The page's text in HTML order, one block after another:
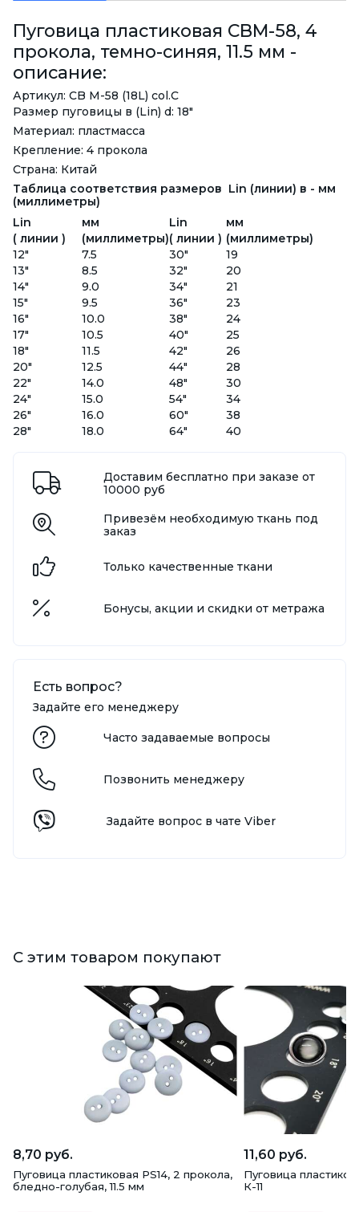
Пуговица пластиковая CBM-58, 4
прокола, темно-синяя, 11.5 мм -
описание:
Артикул: CB M-58 (18L) col.C
Размер пуговицы в (Lin) d: 18"
Материал: пластмасса
Крепление: 4 прокола
Страна: Китай
Таблица соответствия размеров Lin (линии) в - мм
(миллиметры)
Lin
мм Lin
мм
( линии )
(миллиметры)( линии ) (миллиметры)
12"
7.5 30"
19
13"
8.5 32"
20
14"
9.0 34"
21
15"
9.5 36"
23
16"
10.0 38"
24
17"
10.5 40"
25
18"
11.5 42"
26
20"
12.5 44"
28
22"
14.0 48"
30
24"
15.0 54"
34
26"
16.0 60"
38
28"
18.0 64" 40
Доставим бесплатно при заказе от
10000 руб
Привезём необходимую ткань под
заказ
Только качественные ткани
Бонусы, акции и скидки от метража
Есть вопрос?
Задайте его менеджеру
Часто задаваемые вопросы
Позвонить менеджеру
Задайте вопрос в чате Viber
С этим товаром покупают
8,70 руб.
Пуговица пластиковая PS14, 2 прокола,
бледно-голубая, 11.5 мм
11,60 руб.
Пуговица
К-11